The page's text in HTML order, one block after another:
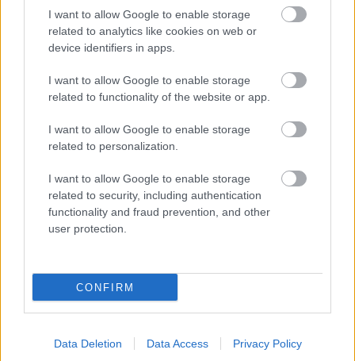
I want to allow Google to enable storage
related to analytics like cookies on web or
device identifiers in apps.
I want to allow Google to enable storage
related to functionality of the website or app.
I want to allow Google to enable storage
related to personalization.
I want to allow Google to enable storage
related to security, including authentication
functionality and fraud prevention, and other
user protection.
CONFIRM
Data Deletion Data Access Privacy Policy
Elfogadta a Tisza Párt felkérését Baka András, így a
Legfelsőbb Bíróság korábbi elnöke lehet Magyarország
következő...